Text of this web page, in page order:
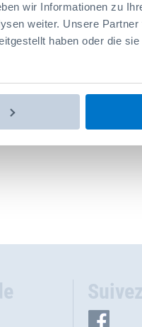
wir Informationen zu
weiter. Unsere
haben oder die